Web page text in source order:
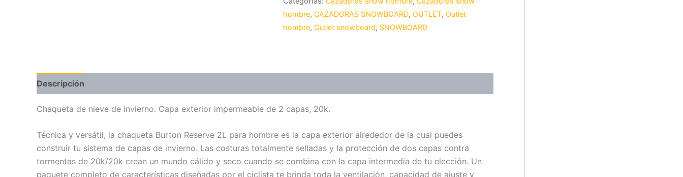
hombre,CAZADORAS SNOWBOARD,OUTLET,Outlet
hombre,Outlet snowboard, SNOWBOARD
Descripción
Chaqueta de nieve de invierno. Capa exterior impermeable de 2 capas, 20k.
Técnica y versátil, la chaqueta Burton Reserve 2L para hombre es la capa exterior alrededor de la cual puedes
construir tu sistema de capas de invierno. Las costuras totalmente selladas y la protección de dos capas contra
tormentas de 20k/20k crean un mundo cálido y seco cuando se combina con la capa intermedia de tu elección. Un
paquete completo de características diseñadas por el ciclista te brinda toda la ventilación, capacidad de ajuste y